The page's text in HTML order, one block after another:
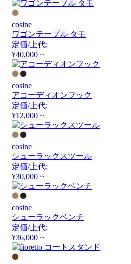
cosine
ワゴンテーブル タモ
定価/上代:
¥40,000 ~
cosine
アコーディオンフック
定価/上代:
¥12,000 ~
cosine
シューラックスツール
定価/上代:
¥30,000 ~
cosine
シューラックベンチ
定価/上代:
¥36,000 ~